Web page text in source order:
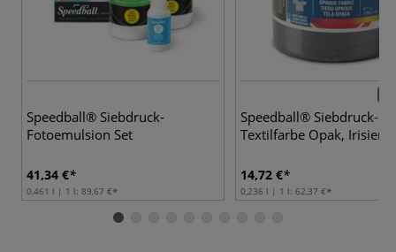
Speedball® Siebdruck-
Fotoemulsion Set
41,34 €
0,461 l | 1 l: 89,67 €
Speedball® Siebdruck-
Textilfarbe Opak,
14,72 €
0,236 l | 1 l: 62,37 €